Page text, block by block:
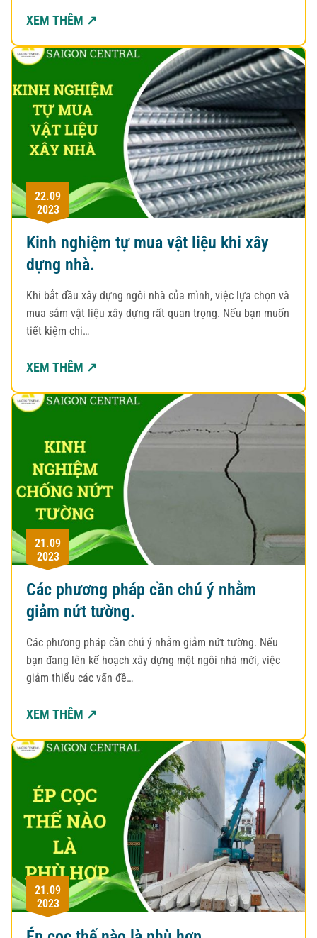
XEM THÊM ↗
22.09
2023
Kinh nghiệm tự mua vật liệu khi xây
dựng nhà.
Khi bắt đầu xây dựng ngôi nhà của mình, việc lựa chọn và
mua sắm vật liệu xây dựng rất quan trọng. Nếu bạn muốn
tiết kiệm chi…
XEM THÊM ↗
21.09
2023
Các phương pháp cần chú ý nhằm
giảm nứt tường.
Các phương pháp cần chú ý nhằm giảm nứt tường. Nếu
bạn đang lên kế hoạch xây dựng một ngôi nhà mới, việc
giảm thiểu các vấn đề…
XEM THÊM ↗
21.09
2023